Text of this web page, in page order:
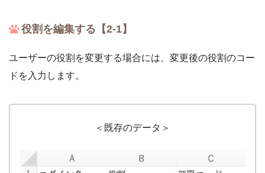
役割を編集する【2-1】
ユーザーの役割を変更する場合には、変更後の役割のコー
ドを入力します。
＜既存のデータ＞